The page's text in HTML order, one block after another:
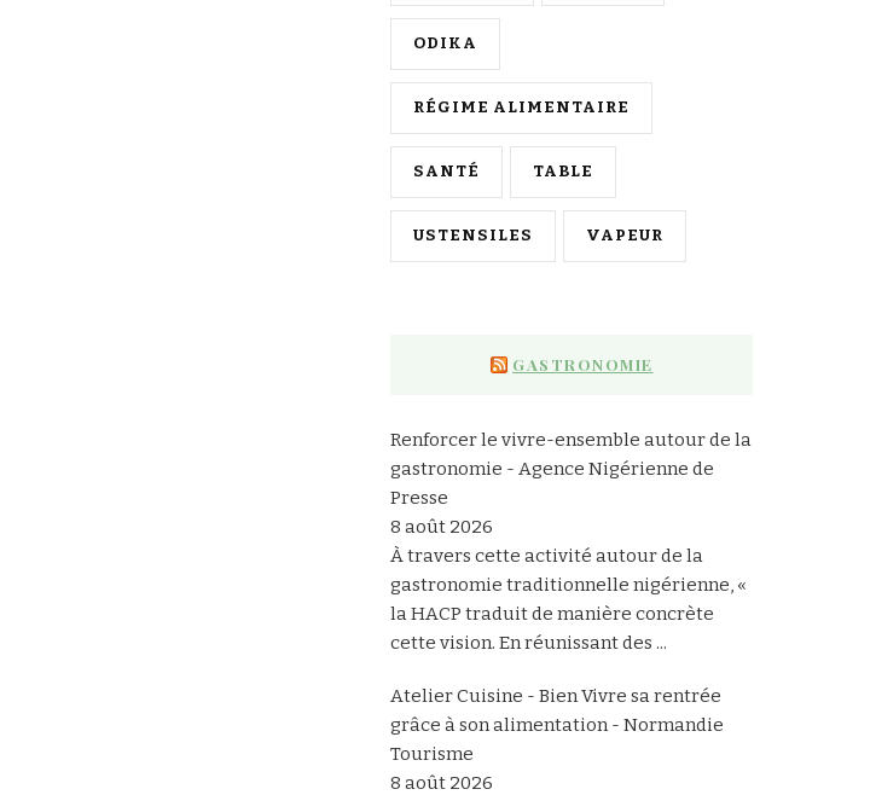
ODIKA
RÉGIME ALIMENTAIRE
SANTÉ TABLE
USTENSILES VAPEUR
GASTRONOMIE
Renforcer le vivre-ensemble autour de la
gastronomie - Agence Nigérienne de
Presse
8 août 2026
À travers cette activité autour de la
gastronomie traditionnelle nigérienne, «
la HACP traduit de manière concrète
cette vision. En réunissant des ...
Atelier Cuisine - Bien Vivre sa rentrée
grâce à son alimentation - Normandie
Tourisme
8 août 2026